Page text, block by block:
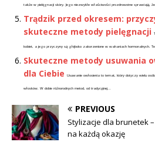
także w pielęgnacji skóry. Jego niezwykłe właściwości prozdrowotne sprawiają,
Trądzik przed okresem:
skuteczne metody pielęgnacji
kobiet, a jego przyczyny są głęboko zakorzenione w wahaniach hormonalnych.
Skuteczne metody usuwania
dla Ciebie
Usuwanie owłosienia to temat, który dotyczy wielu
włosków. W dobie różnorodnych metod, od tradycyjnej...
PREVIOUS
Stylizacje dla brunetek
na każdą okazję